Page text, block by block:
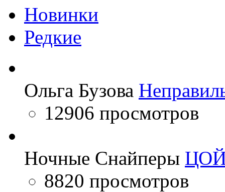
Новинки
Редкие
Ольга Бузова
12906 просмотров
Ночные Снайперы
8820 просмотров